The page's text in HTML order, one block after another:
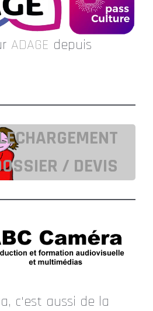
ADAGE depuis
/ DEVIS
c'est aussi de la